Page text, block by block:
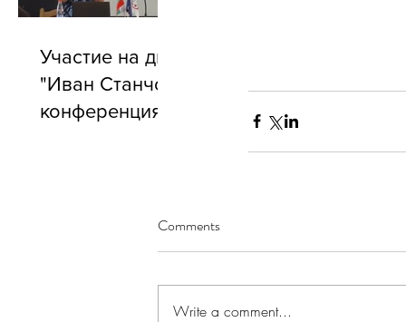
Участие на директора на БУ
"Иван Станчов" в годишната
конференция на АБУЧ
в
Comments
Write a comment...